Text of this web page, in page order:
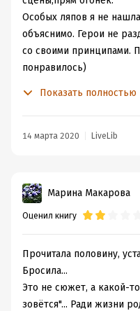
Особых ляпов я не
объяснимо. Герои не
со своими принципами.
понравилось)
интересно и горячо
Показать полностью
14 марта 2020 LiveLib
Марина Макарова
Оценил книгу
Прочитала половину,
Бросила...
Это не сюжет, а какой-
зовётся"... Ради жизни